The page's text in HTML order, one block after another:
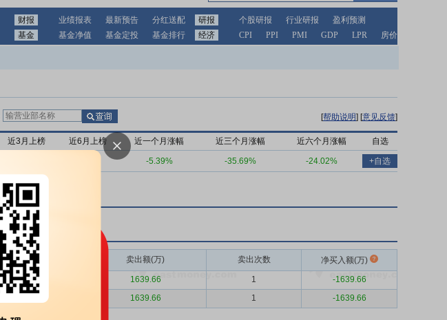
财报 业绩报表 最新预告 分红送配 研报 个股研报 行业研报
盈利预测
基金 基金净值 基金定投 基金排行 经济 CPI PPI PMI GDP LPR 房价
[帮助说明] [意见反馈]
近3月上榜 近6月上榜 近一个月涨幅 近三个月涨幅 近六个月涨幅 自选
-5.39% -35.69% -24.02% +自选
买入次数 卖出额(万) 卖出次数
净买入额(万)
0 1639.66 1
-1639.66
1639.66 1 -1639.66